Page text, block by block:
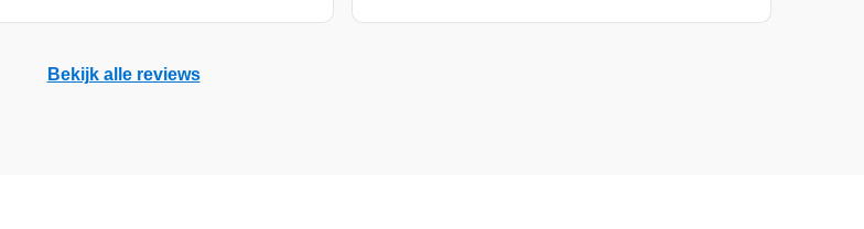
Bekijk alle reviews